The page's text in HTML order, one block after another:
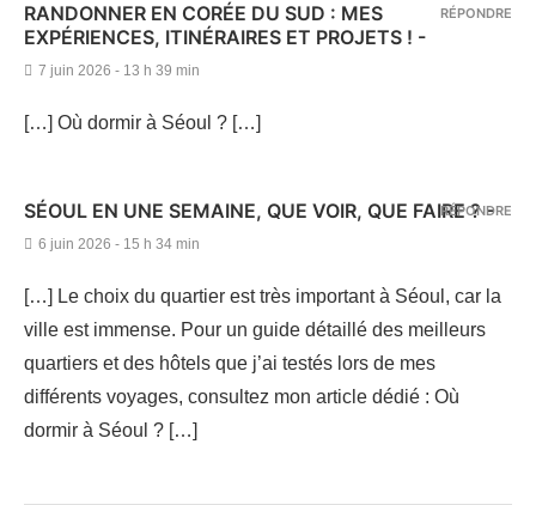
RANDONNER EN CORÉE DU SUD : MES
EXPÉRIENCES, ITINÉRAIRES ET PROJETS ! -
7 juin 2026 - 13 h 39 min
[…] Où dormir à Séoul ? […]
RÉPONDRE
SÉOUL EN UNE SEMAINE, QUE VOIR, QUE FAIRE ? -
6 juin 2026 - 15 h 34 min
[…] Le choix du quartier est très important à Séoul, car la
ville est immense. Pour un guide détaillé des meilleurs
quartiers et des hôtels que j’ai testés lors de mes
différents voyages, consultez mon article dédié : Où
dormir à Séoul ? […]
RÉPONDRE